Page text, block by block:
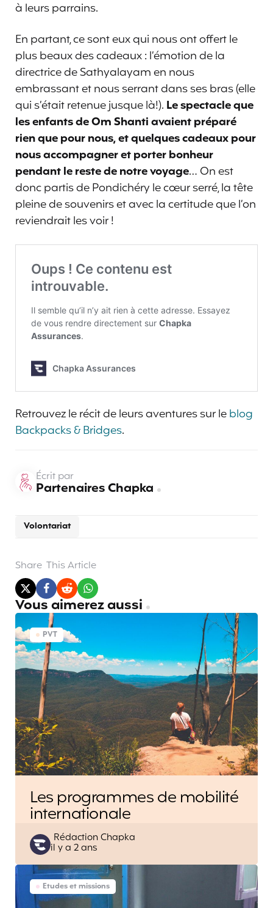
à leurs parrains.
En partant, ce sont eux qui nous ont offert le
plus beaux des cadeaux : l’émotion de la
directrice de Sathyalayam en nous
embrassant et nous serrant dans ses bras (elle
qui s’était retenue jusque là!). Le spectacle que
les enfants de Om Shanti avaient préparé
rien que pour nous, et quelques cadeaux pour
nous accompagner et porter bonheur
pendant le reste de notre voyage… On est
donc partis de Pondichéry le cœur serré, la tête
pleine de souvenirs et avec la certitude que l’on
reviendrait les voir !
Retrouvez le récit de leurs aventures sur leblog
Backpacks & Bridges.
Volontariat
Écrit par
Partenaires Chapka
Share This Article
Vous aimerez aussi
PVT
Les programmes de mobilité
internationale
Posted
by
Rédaction Chapka
il y a 2 ans
Etudes et missions